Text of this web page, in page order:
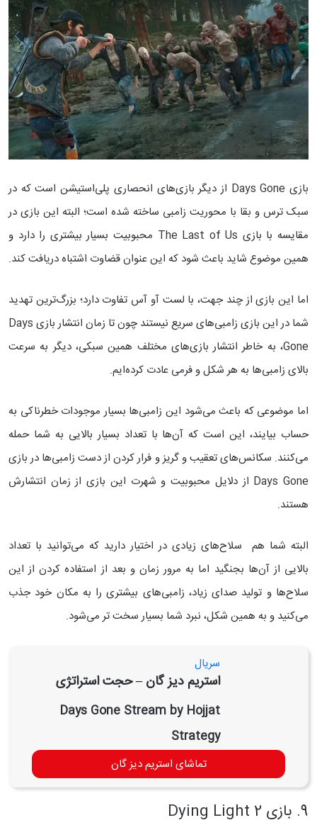
بازی Days Gone از دیگر بازی‌های انحصاری پلی‌استیشن است که در
سبک ترس و بقا با محوریت زامبی ساخته شده است؛ البته این بازی در
مقایسه با بازی The Last of Us محبوبیت بسیار بیشتری را دارد و
همین موضوع شاید باعث شود که این عنوان قضاوت اشتباه دریافت کند.
اما این بازی از چند جهت، با لست آو آس تفاوت دارد؛ بزرگ‌ترین تهدید
شما در این بازی زامبی‌های سریع نیستند چون تا زمان انتشار بازی Days
Gone، به خاطر انتشار بازی‌های مختلف همین سبکی، دیگر به سرعت
بالای زامبی‌ها به هر شکل و فرمی عادت کرده‌ایم.
اما موضوعی که باعث می‌شود این زامبی‌ها بسیار موجودات خطرناکی به
حساب بیایند، این است که آن‌ها با تعداد بسیار بالایی به شما حمله
می‌کنند. سکانس‌های تعقیب و گریز و فرار کردن از دست زامبی‌ها در بازی
Days Gone از دلایل محبوبیت و شهرت این بازی از زمان انتشارش
هستند.
البته شما هم سلاح‌های زیادی در اختیار دارید که می‌توانید با تعداد
بالایی از آن‌ها بجنگید اما به مرور زمان و بعد از استفاده کردن از این
سلاح‌ها و تولید صدای زیاد، زامبی‌های بیشتری را به مکان خود جذب
می‌کنید و به همین شکل، نبرد شما بسیار سخت‌ تر می‌شود.
سریال
استریم دیز گان – حجت استراتژی
Days Gone Stream by Hojjat
Strategy
تماشای استریم دیز گان
9. بازی Dying Light 2